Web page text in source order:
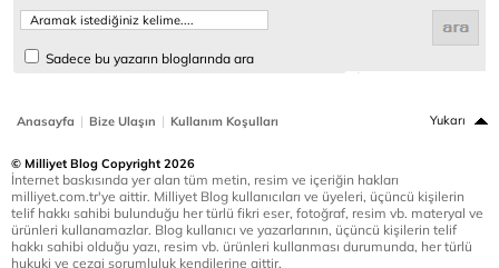
Sadece bu yazarın bloglarında ara
Anasayfa | Bize Ulaşın | Kullanım Koşulları Yukarı
© Milliyet Blog Copyright 2026
İnternet baskısında yer alan tüm metin, resim ve içeriğin hakları
milliyet.com.tr'ye aittir. Milliyet Blog kullanıcıları ve üyeleri, üçüncü kişilerin
telif hakkı sahibi bulunduğu her türlü fikri eser, fotoğraf, resim vb. materyal ve
ürünleri kullanamazlar. Blog kullanıcı ve yazarlarının, üçüncü kişilerin telif
hakkı sahibi olduğu yazı, resim vb. ürünleri kullanması durumunda, her türlü
hukuki ve cezai sorumluluk kendilerine aittir.